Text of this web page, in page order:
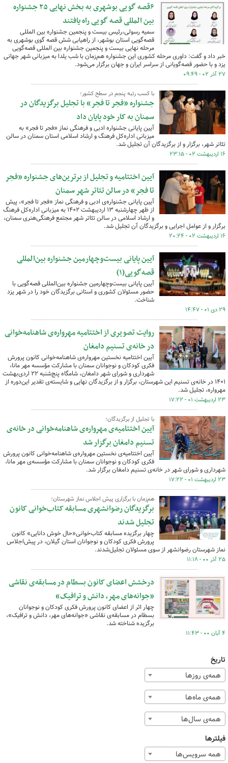
۶قصه گویی بوشهری به بخش نهایی ۲۵ جشنواره
بین المللی قصه گویی راه یافتند
سمیه رسولی،رئیس بیست و پنجمین جشنواره بین المللی
قصه‌گویی استان بوشهر، از راهیابی شش قصه گوی بوشهری به
مرحله نهایی بیست و پنجمین جشنواره بین المللی قصه‌گویی
خبر داد و گفت: داوری مرحله کشوری این جشنواره هم‌زمان با شب یلدا به میزبانی شهر جهانی
یزد و با حضور قصه‌گویانی از سراسر ایران و جهان برگزار می‌شود.
۲۷ آذر ۰۲ - ۰۹:۴۹
با کسب رتبه پنجم در سطح کشور؛
جشنواره «فجر تا فجر» با تجلیل برگزیدگان در
سمنان به کار خود پایان داد
آیین پایانی جشنواره ادبی و فرهنگی نماز «فجر تا فجر» به
میزبانی اداره‌کل فرهنگ و ارشاد اسلامی استان سمنان در سالن
تئاتر شهر، برگزار و از برگزیدگان آن تجلیل شد.
۱۶ اردیبهشت ۰۲ - ۲۳:۱۵
آیین اختتامیه و تجلیل از برترین‌های جشنواره «فجر
تا فجر» در سالن تئاتر شهر سمنان
آیین پایانی جشنواره‌ی ادبی و فرهنگی نماز «فجر تا فجر»، پیش
از ظهر چهارشنبه ۱۳ اردیبهشت ۱۴۰۲ به میزبانی اداره‌کل فرهنگ
و ارشاد اسلامی در سالن تئاتر شهر مجتمع فرهنگی‌هنری سمنان،
برگزار و از عوامل اجرایی و برگزیدگان آن تجلیل شد.
۱۶ اردیبهشت ۰۲ - ۲۰:۲۴
آیین پایانی بیست‌وچهارمین جشنواره بین‌المللی
قصه‌گویی(۱)
آیین پایانی بیست‌وچهارمین جشنواره بین‌المللی قصه‌گویی با
حضور مسئولان کشوری و استانی برگزیدگان خود را در شهر یزد
شناخت.
۲۹ دی ۰۱ - ۱۴:۴۷
روایت تصویری از اختتامیه مهرواره‌ی شاهنامه‌خوانی
در خانه‌ی تسنیم دامغان
آیین اختتامیه نخستین مهرواره‌ی شاهنامه‌خوانی کانون پرورش
فکری کودکان و نوجوانان سمنان با مشارکت مؤسسه مهر مانا،
شهرداری و شورای شهر دامغان، شامگاه پنج‌شنبه ۲۲ اردی‌بهشت
۱۴۰۱ در خانه‌ی تسنیم این شهرستان، برگزار و از برگزیدگان نهایی و شایسته‌ی تقدیر این‌دوره از
مهرواره، تجلیل شد.
۲۳ اردیبهشت ۰۱ - ۱۷:۲۲
با تجلیل از برگزیدگان؛
آیین اختتامیه‌ی مهرواره‌ی شاهنامه‌خوانی در خانه‌ی
تسنیم دامغان برگزار شد
آیین اختتامیه‌ی نخستین مهرواره‌ی شاهنامه‌خوانی کانون پرورش
فکری کودکان و نوجوانان سمنان با مشارکت مؤسسه‌ی مهر مانا،
شهرداری و شورای شهر در خانه‌ی تسنیم دامغان برگزار شد.
۲۳ اردیبهشت ۰۱ - ۱۷:۲۲
هم‌زمان با برگزاری پیش اجلاس نماز شهرستان؛
برگزیدگان رضوانشهری مسابقه کتاب‌خوانی کانون
تجلیل شدند
چهار برگزیده مسابقه کتاب‌خوانی«حال خوش دانایی» کانون
پرورش فکری کودکان و نوجوانان استان گیلان، در پیش‌اجلاس
نماز شهرستان رضوانشهر از سوی مسئولان تجلیل‌شدند.
۲۵ آذر ۰۰ - ۱۱:۱۸
درخشش اعضای کانون بسطام در مسابقه‌ی نقاشی
«جوانه‌های مهر، دانش و ترافیک»
چهار اثر از اعضای کانون پرورش فکری کودکان و نوجوانان
بسطام در مسابقه‌ی نقاشی «جوانه‌های مهر، دانش و ترافیک»،
برگزیده شناخته شد.
۴ آبان ۰۰ - ۱۱:۴۳
تاریخ
همه‌ی روزها
همه‌ی ماه‌ها
همه‌ی سال‌ها
فیلترها
همه سرویس‌ها